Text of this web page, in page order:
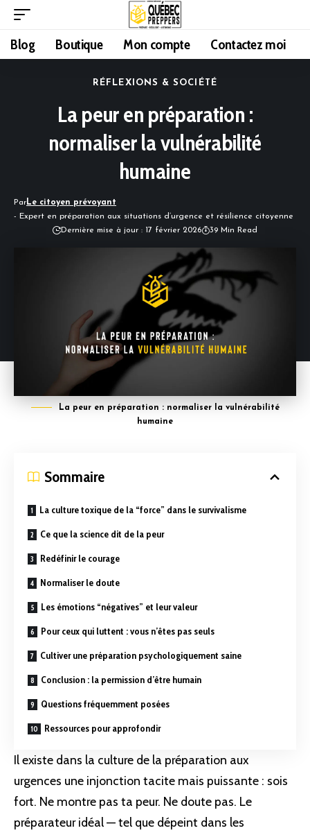
Blog Boutique Mon compte Contactez moi
RÉFLEXIONS & SOCIÉTÉ
La peur en préparation :
normaliser la vulnérabilité
humaine
ParLe citoyen prévoyant
- Expert en préparation aux situations d’urgence et résilience citoyenne
Dernière mise à jour : 17 février 2026
39 Min Read
La peur en préparation : normaliser la vulnérabilité
humaine
Sommaire
La culture toxique de la “force” dans le survivalisme
Ce que la science dit de la peur
Redéfinir le courage
Normaliser le doute
Les émotions “négatives” et leur valeur
Pour ceux qui luttent : vous n’êtes pas seuls
Cultiver une préparation psychologiquement saine
Conclusion : la permission d’être humain
Questions fréquemment posées
Ressources pour approfondir
Il existe dans la culture de la préparation aux
urgences une injonction tacite mais puissante : sois
fort. Ne montre pas ta peur. Ne doute pas. Le
préparateur idéal — tel que dépeint dans les